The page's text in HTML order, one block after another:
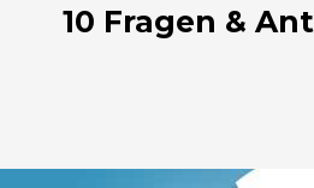
10 Fragen &